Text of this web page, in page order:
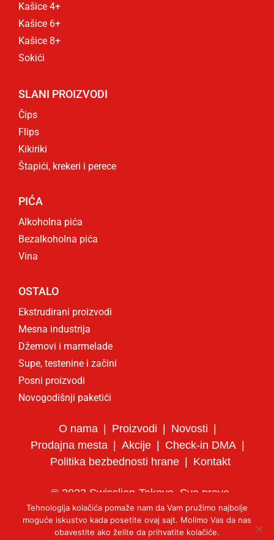
Kašice 4+
Kašice 6+
Kašice 8+
Sokići
SLANI PROIZVODI
Čips
Flips
Kikiriki
Štapići, krekeri i perece
PIĆA
Alkoholna pića
Bezalkoholna pića
Vina
OSTALO
Ekstrudirani proizvodi
Mesna industrija
Džemovi i marmelade
Supe, testenine i začini
Posni proizvodi
Novogodišnji paketići
O nama Proizvodi
Novosti
Prodajna mesta
Akcije
Check-in DMA
Politika bezbednosti hrane
Kontakt
© 2023 Swisslion-Takovo. Sva prava
zadržana.
Izrada web sajta: Titan Dizajn
Tehnologija kolačića pomaže nam da Vam pružimo najbolje
moguće iskustvo kada posetite ovaj sajt. Molimo Vas da nas
obavestite ako želite da prihvatite kolačiće.